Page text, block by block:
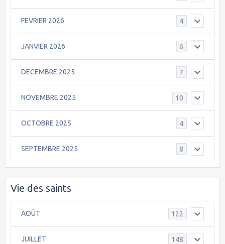
FEVRIER 2026 4
JANVIER 2026 6
DECEMBRE 2025 7
NOVEMBRE 2025 10
OCTOBRE 2025 4
SEPTEMBRE 2025 8
Vie des saints
AOÛT 122
JUILLET 148